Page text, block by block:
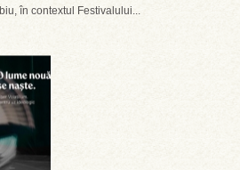
în contextul Festivalului...